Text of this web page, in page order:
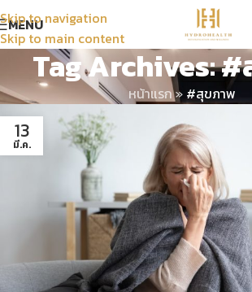
Skip to navigation
Skip to main content
MENU
Tag Archives:
หน้าแรก» #สุขภาพ
13
มี.ค.